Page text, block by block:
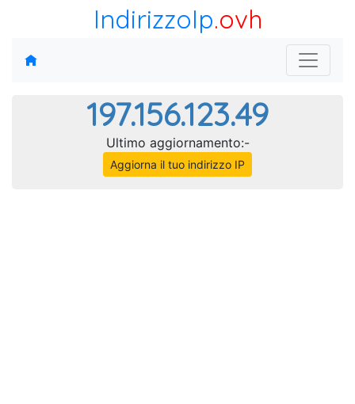
IndirizzoIp.ovh
197.156.123.49
Ultimo aggiornamento:-
Aggiorna il tuo indirizzo IP